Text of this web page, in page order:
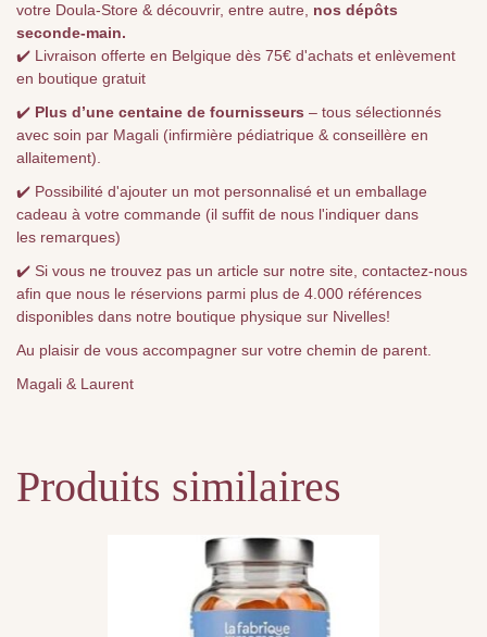
votre Doula-Store & découvrir, entre autre, nos dépôts
seconde-main.
✔️ Livraison offerte en Belgique dès 75€ d'achats et enlèvement
en boutique gratuit
✔️ Plus d’une centaine de fournisseurs – tous sélectionnés
avec soin par Magali (infirmière pédiatrique & conseillère en
allaitement).
✔️ Possibilité d'ajouter un mot personnalisé et un emballage
cadeau à votre commande (il suffit de nous l'indiquer dans
les remarques)
✔️ Si vous ne trouvez pas un article sur notre site, contactez-nous
afin que nous le réservions parmi plus de 4.000 références
disponibles dans notre boutique physique sur Nivelles!
Au plaisir de vous accompagner sur votre chemin de parent.
Magali & Laurent
Produits similaires